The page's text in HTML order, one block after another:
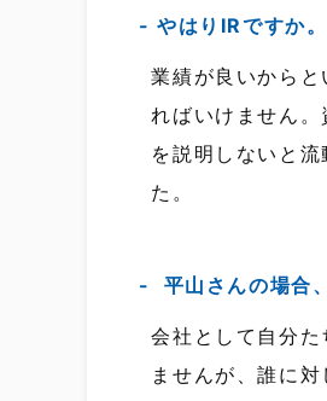
やはりIRですか。
業績が良いから
ればいけません
を説明しないと
た。
平山さんの場合
会社として自分
ませんが、誰に